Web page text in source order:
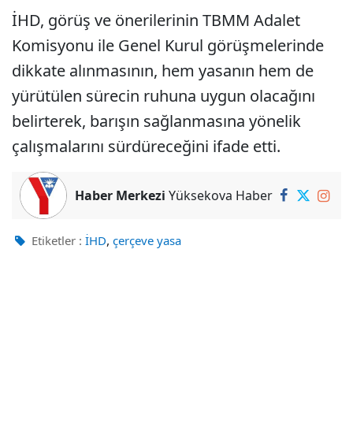
İHD, görüş ve önerilerinin TBMM Adalet
Komisyonu ile Genel Kurul görüşmelerinde
dikkate alınmasının, hem yasanın hem de
yürütülen sürecin ruhuna uygun olacağını
belirterek, barışın sağlanmasına yönelik
çalışmalarını sürdüreceğini ifade etti.
Haber Merkezi Yüksekova Haber
Etiketler : İHD, çerçeve yasa